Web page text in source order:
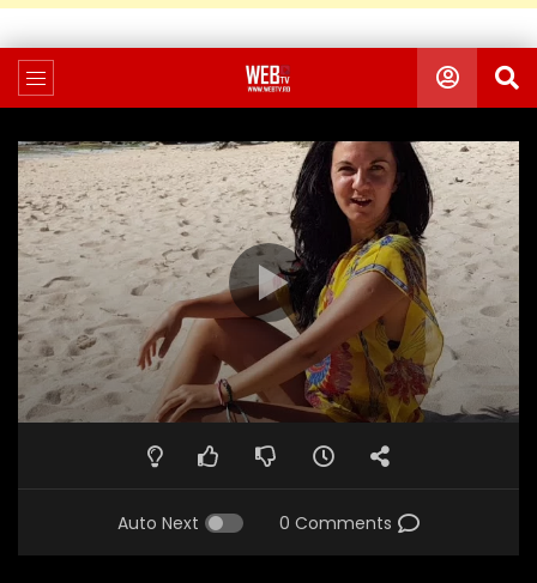
Auto Next 0 Comments